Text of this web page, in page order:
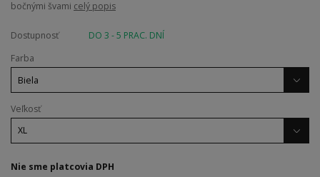
bočnými švami celý popis
Dostupnosť
DO 3 - 5 PRAC. DNÍ
Farba
Veľkosť
Nie sme platcovia DPH